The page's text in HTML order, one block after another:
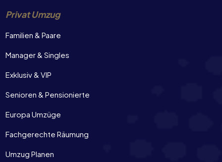
Privat Umzug
Familien & Paare
Manager & Singles
Exklusiv & VIP
Senioren & Pensionierte
Europa Umzüge
Fachgerechte Räumung
Umzug Planen